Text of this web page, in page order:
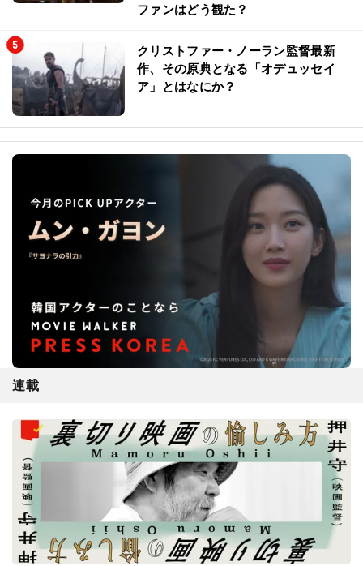
ファンはどう観た？
クリストファー・ノーラン監督最新
作、その原典となる「オデュッセイ
ア」とはなにか？
連載